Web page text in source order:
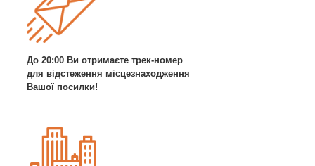
До 20:00 Ви отримаєте трек-номер
для відстеження місцезнаходження
Вашої посилки!